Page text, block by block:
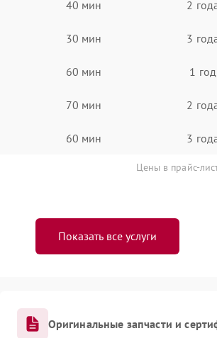
40 мин 2
30 мин 3
60 мин 1 год
70 мин 2
60 мин 3
Цены в прайс-
Показать все услуги
Оригинальные запчасти и